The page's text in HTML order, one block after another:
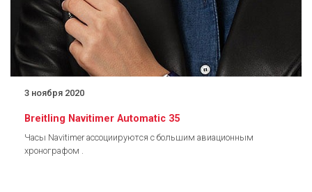
3 ноября 2020
Breitling Navitimer Automatic 35
Часы Navitimer ассоциируются с большим авиационным
хронографом .